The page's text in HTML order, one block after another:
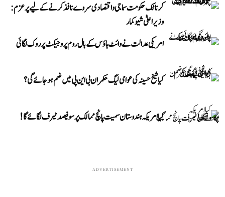
کرناٹک حکومت سماجی و اقتصادی سروے نافذ کرنے کے لیے پرعزم:
وزیر اعلیٰ شیوکمار
امریکی عدالت نے وائٹ ہاؤس کے بال روم پروجیکٹ پر روک لگائی
کیا شیخ حسینہ کی عوامی لیگ حکمران بی این پی میں ضم ہو جائے گی؟
کیا امریکہ ہندوستان سمیت پانچ ممالک پر سو فیصد ٹیرف لگائے گا!
ADVERTISEMENT